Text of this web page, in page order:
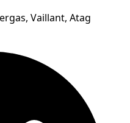
Vaillant, Atag